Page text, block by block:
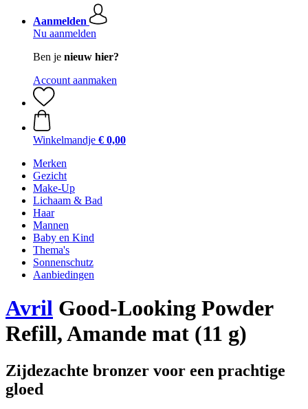
Aanmelden
Nu aanmelden
Ben je nieuw hier?
Account aanmaken
Winkelmandje € 0,00
Merken
Gezicht
Make-Up
Lichaam & Bad
Haar
Mannen
Baby en Kind
Thema's
Sonnenschutz
Aanbiedingen
Avril Good-Looking Powder
Refill, Amande mat (11 g)
Zijdezachte bronzer voor een prachtige
gloed